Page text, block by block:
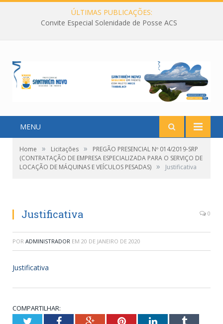
ÚLTIMAS PUBLICAÇÕES:
Convite Especial Solenidade de Posse ACS
MENU
Home » Licitações »
PREGÃO PRESENCIAL Nº 014/2019-SRP
(CONTRATAÇÃO DE EMPRESA ESPECIALIZADA PARA O SERVIÇO DE
LOCAÇÃO DE MÁQUINAS E VEÍCULOS PESADAS) » Justificativa
Justificativa 0
POR ADMINISTRADOR EM 20 DE JANEIRO DE 2020
Justificativa
COMPARTILHAR:
TwitterFacebookGoogle+PinterestLinkedInTumblr